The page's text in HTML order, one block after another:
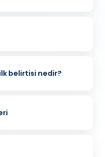
belirtisi nedir?